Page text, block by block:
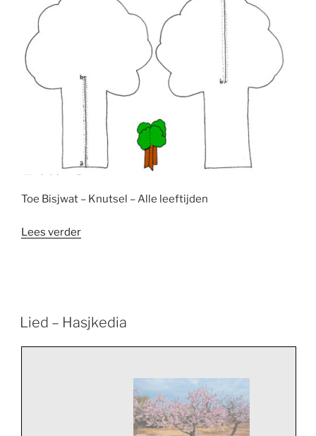
Toe Bisjwat – Knutsel – Alle leeftijden
Lees verder“Knutselen
Lied – Hasjkedia